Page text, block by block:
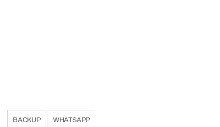
BACKUP WHATSAPP